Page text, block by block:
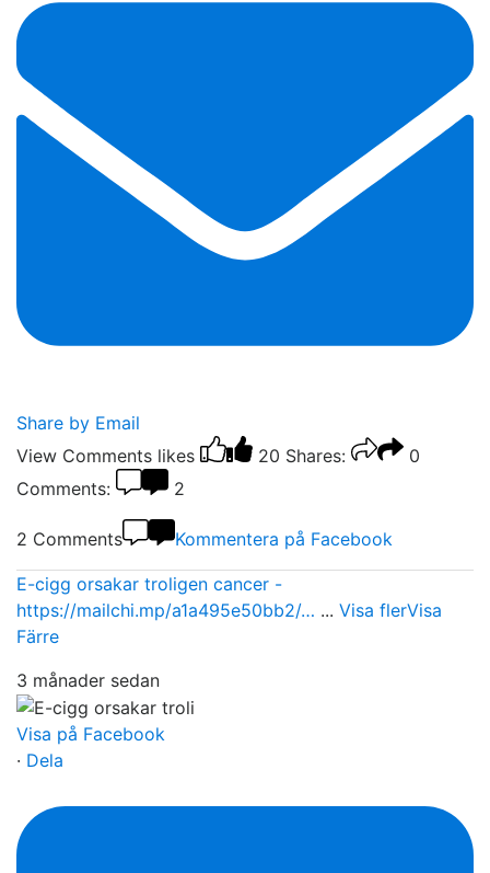
Share by Email
View Comments likes 20 Shares:
0
Comments:
2
2 Comments Kommentera på Facebook
E-cigg orsakar troligen cancer -
https://mailchi.mp/a1a495e50bb2/… ... Visa flerVisa
Färre
3 månader sedan
Visa på Facebook
· Dela